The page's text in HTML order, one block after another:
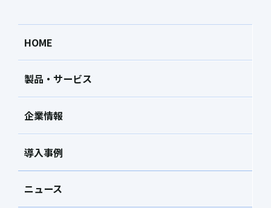
HOME
製品・サービス
企業情報
導入事例
ニュース